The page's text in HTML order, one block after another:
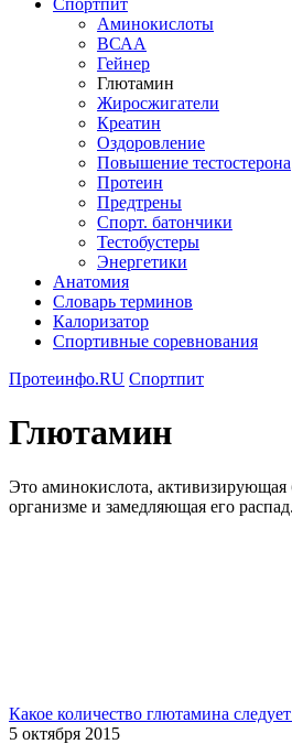
Спортпит
Аминокислоты
ВСАА
Гейнер
Глютамин
Жиросжигатели
Креатин
Оздоровление
Повышение тестостерона
Протеин
Предтрены
Спорт. батончики
Тестобустеры
Энергетики
Анатомия
Словарь терминов
Калоризатор
Спортивные соревнования
Протеинфо.RU Спортпит
Глютамин
Это аминокислота, активизирующая
организме и замедляющая его
Какое количество глютамина
5 октября 2015